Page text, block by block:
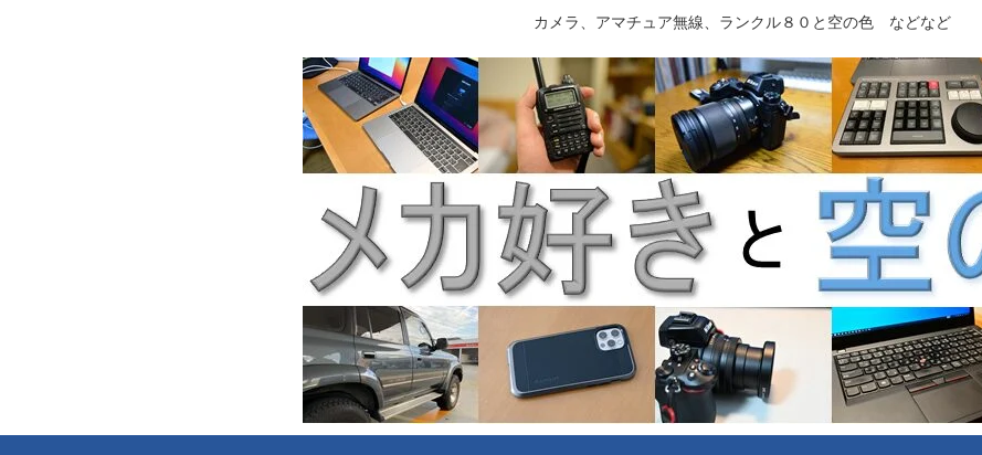
カメラ、アマチュア無線、ランクル８０と空の色 などなど